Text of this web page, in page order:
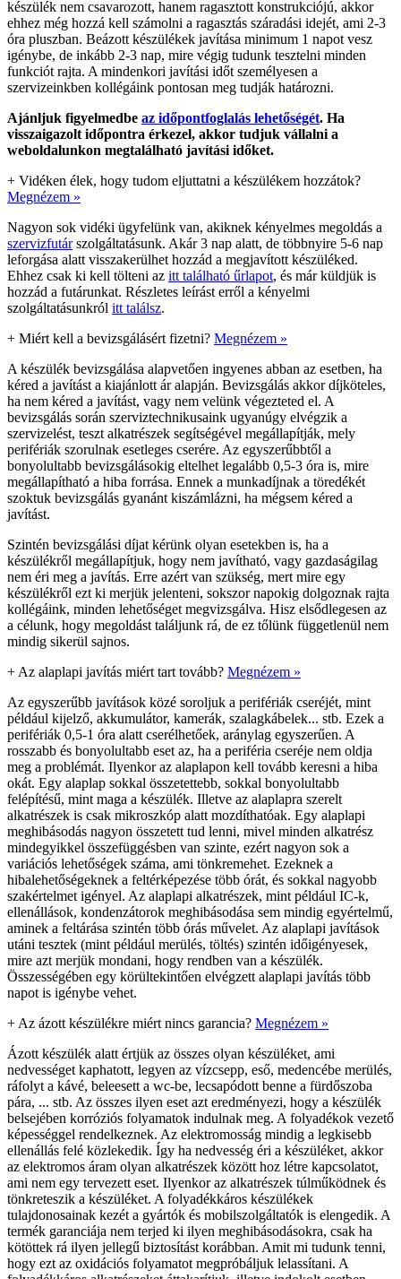
készülék nem csavarozott, hanem ragasztott konstrukciójú, akkor
ehhez még hozzá kell számolni a ragasztás száradási idejét, ami 2-3
óra pluszban. Beázott készülékek javítása minimum 1 napot vesz
igénybe, de inkább 2-3 nap, mire végig tudunk tesztelni minden
funkciót rajta. A mindenkori javítási időt személyesen a
szervizeinkben kollégáink pontosan meg tudják határozni.
Ajánljuk figyelmedbe az időpontfoglalás lehetőségét. Ha
visszaigazolt időpontra érkezel, akkor tudjuk vállalni a
weboldalunkon megtalálható javítási időket.
+ Vidéken élek, hogy tudom eljuttatni a készülékem hozzátok?
Megnézem »
Nagyon sok vidéki ügyfelünk van, akiknek kényelmes megoldás a
szervizfutárszolgáltatásunk. Akár 3 nap alatt, de többnyire 5-6 nap
leforgása alatt visszakerülhet hozzád a megjavított készüléked.
Ehhez csak ki kell tölteni az itt található űrlapot, és már küldjük is
hozzád a futárunkat. Részletes leírást erről a kényelmi
szolgáltatásunkról itt találsz.
+ Miért kell a bevizsgálásért fizetni? Megnézem »
A készülék bevizsgálása alapvetően ingyenes abban az esetben, ha
kéred a javítást a kiajánlott ár alapján. Bevizsgálás akkor díjköteles,
ha nem kéred a javítást, vagy nem velünk végezteted el. A
bevizsgálás során szerviztechnikusaink ugyanúgy elvégzik a
szervizelést, teszt alkatrészek segítségével megállapítják, mely
perifériák szorulnak esetleges cserére. Az egyszerűbbtől a
bonyolultabb bevizsgálásokig eltelhet legalább 0,5-3 óra is, mire
megállapítható a hiba forrása. Ennek a munkadíjnak a töredékét
szoktuk bevizsgálás gyanánt kiszámlázni, ha mégsem kéred a
javítást.
Szintén bevizsgálási díjat kérünk olyan esetekben is, ha a
készülékről megállapítjuk, hogy nem javítható, vagy gazdaságilag
nem éri meg a javítás. Erre azért van szükség, mert mire egy
készülékről ezt ki merjük jelenteni, sokszor napokig dolgoznak rajta
kollégáink, minden lehetőséget megvizsgálva. Hisz elsődlegesen az
a célunk, hogy megoldást találjunk rá, de ez tőlünk függetlenül nem
mindig sikerül sajnos.
+ Az alaplapi javítás miért tart tovább? Megnézem »
Az egyszerűbb javítások közé soroljuk a perifériák cseréjét, mint
például kijelző, akkumulátor, kamerák, szalagkábelek... stb. Ezek a
perifériák 0,5-1 óra alatt cserélhetőek, aránylag egyszerűen. A
rosszabb és bonyolultabb eset az, ha a periféria cseréje nem oldja
meg a problémát. Ilyenkor az alaplapon kell tovább keresni a hiba
okát. Egy alaplap sokkal összetettebb, sokkal bonyolultabb
felépítésű, mint maga a készülék. Illetve az alaplapra szerelt
alkatrészek is csak mikroszkóp alatt mozdíthatóak. Egy alaplapi
meghibásodás nagyon összetett tud lenni, mivel minden alkatrész
mindegyikkel összefüggésben van szinte, ezért nagyon sok a
variációs lehetőségek száma, ami tönkremehet. Ezeknek a
hibalehetőségeknek a feltérképezése több órát, és sokkal nagyobb
szakértelmet igényel. Az alaplapi alkatrészek, mint például IC-k,
ellenállások, kondenzátorok meghibásodása sem mindig egyértelmű,
aminek a feltárása szintén több órás művelet. Az alaplapi javítások
utáni tesztek (mint például merülés, töltés) szintén időigényesek,
mire azt merjük mondani, hogy rendben van a készülék.
Összességében egy körültekintően elvégzett alaplapi javítás több
napot is igénybe vehet.
+ Az ázott készülékre miért nincs garancia? Megnézem »
Ázott készülék alatt értjük az összes olyan készüléket, ami
nedvességet kaphatott, legyen az vízcsepp, eső, medencébe merülés,
ráfolyt a kávé, beleesett a wc-be, lecsapódott benne a fürdőszoba
pára, ... stb. Az összes ilyen eset azt eredményezi, hogy a készülék
belsejében korróziós folyamatok indulnak meg. A folyadékok vezető
képességgel rendelkeznek. Az elektromosság mindig a legkisebb
ellenállás felé közlekedik. Így ha nedvesség éri a készüléket, akkor
az elektromos áram olyan alkatrészek között hoz létre kapcsolatot,
ami nem egy tervezett eset. Ilyenkor az alkatrészek túlműködnek és
tönkreteszik a készüléket. A folyadékkáros készülékek
tulajdonosainak kezét a gyártók és mobilszolgáltatók is elengedik. A
termék garanciája nem terjed ki ilyen meghibásodásokra, csak ha
kötöttek rá ilyen jellegű biztosítást korábban. Amit mi tudunk tenni,
hogy ezt az oxidációs folyamatot megpróbáljuk lelassítani. A